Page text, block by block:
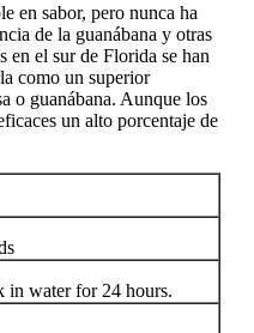
en sabor, pero nunca ha
de la guanábana y otras
en el sur de Florida se han
como un superior
o guanábana. Aunque los
un alto porcentaje de
in water for 24 hours.